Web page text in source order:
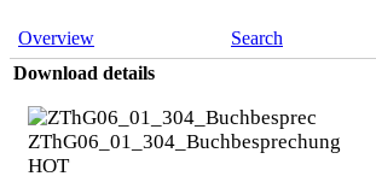
Overview Search
Download details
ZThG06_01_304_Buchbesprechung
HOT